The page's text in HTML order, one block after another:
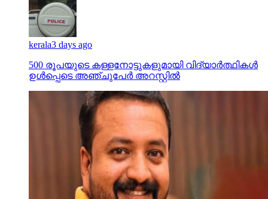
kerala3 days ago
500 രൂപയുടെ കള്ളനോട്ടുകളുമായി വിദ്യാര്‍ത്ഥികള്‍
ഉള്‍പ്പെടെ അഞ്ചുപേര്‍ അറസ്റ്റില്‍